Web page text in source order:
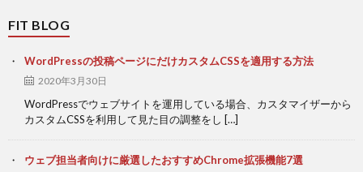
FIT BLOG
WordPressの投稿ページにだけカスタムCSSを適用する方法
2020年3月30日
WordPressでウェブサイトを運用している場合、カスタマイザーから
カスタムCSSを利用して見た目の調整をし […]
ウェブ担当者向けに厳選したおすすめChrome拡張機能7選